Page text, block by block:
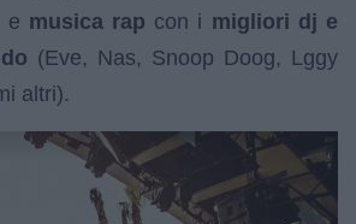
e musica rap con i migliori dj e
(Eve, Nas, Snoop Doog, Lggy
altri).